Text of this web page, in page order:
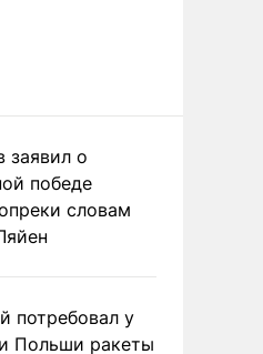
заявил о
победе
словам
потребовал у
Польши ракеты